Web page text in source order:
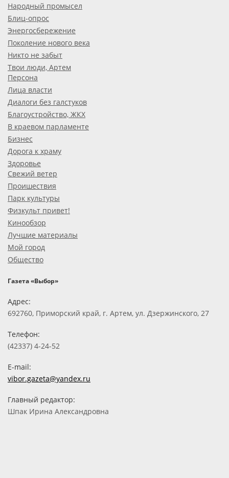
Народный промысел
Блиц-опрос
Энергосбережение
Поколение нового века
Никто не забыт
Твои люди, Артем
Персона
Лица власти
Диалоги без галстуков
Благоустройство, ЖКХ
В краевом парламенте
Бизнес
Дорога к храму
Здоровье
Свежий ветер
Проишествия
Парк культуры
Физкульт привет!
Кинообзор
Лучшие материалы
Мой город
Общество
Газета «Выбор»
Адрес:
692760, Приморский край, г. Артем, ул. Дзержинского, 27
Телефон:
(42337) 4-24-52
E-mail:
vibor.gazeta@yandex.ru
Главный редактор:
Шпак Ирина Александровна